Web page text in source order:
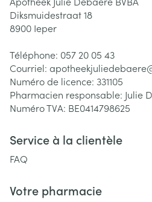
Diksmuidestraat 18
8900 Ieper
Téléphone: 057 20 05 43
Courriel:
Numéro de licence: 331105
Pharmacien responsable: Julie
Numéro TVA: BE0414798625
Service à la clientèle
FAQ
Votre pharmacie